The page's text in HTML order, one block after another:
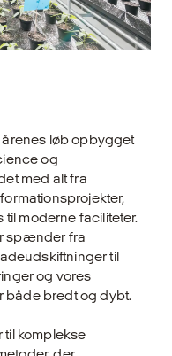
årenes løb opbygget
og
med alt fra
moderne faciliteter.
spænder fra
til
og vores
både bredt og dybt.
komplekse